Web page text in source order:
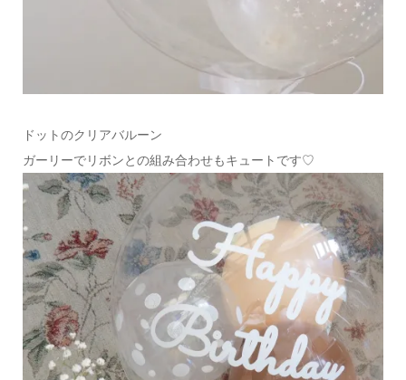
ドットのクリアバルーン
ガーリーでリボンとの組み合わせもキュートです♡